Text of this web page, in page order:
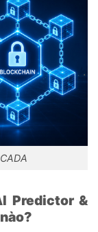
Predictor &